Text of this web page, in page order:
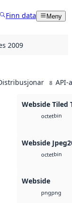
Finn data Meny
2009
8 API-
Webside Tiled
octetbin
Webside
octetbin
Webside
pngpng